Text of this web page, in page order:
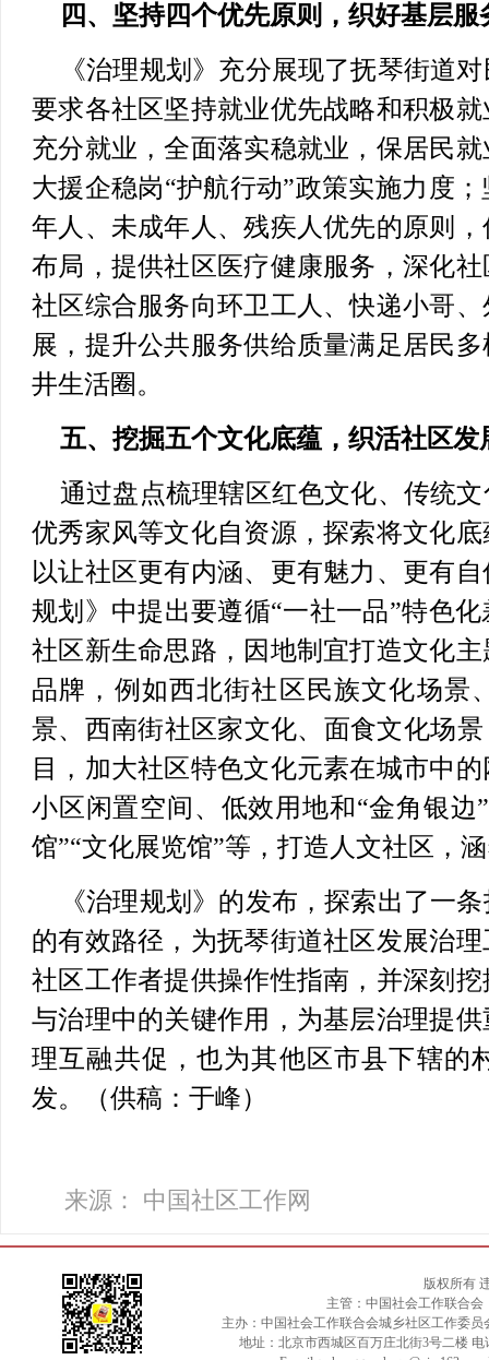
四、坚持四个优先原则，织好基层
《治理规划》充分展现了抚琴街道
要求各社区坚持就业优先战略和积极
充分就业，全面落实稳就业，保居民
大援企稳岗“护航行动”政策实施力度
年人、未成年人、残疾人优先的原则
布局，提供社区医疗健康服务，深化
社区综合服务向环卫工人、快递小哥
展，提升公共服务供给质量满足居民
井生活圈。
五、挖掘五个文化底蕴，织活社区发
通过盘点梳理辖区红色文化、传统
优秀家风等文化自资源，探索将文化
以让社区更有内涵、更有魅力、更有
规划》中提出要遵循“一社一品”特色
社区新生命思路，因地制宜打造文化
品牌，例如西北街社区民族文化场景
景、西南街社区家文化、面食文化场
目，加大社区特色文化元素在城市中
小区闲置空间、低效用地和“金角银边
馆”“文化展览馆”等，打造人文社区，
《治理规划》的发布，探索出了一
的有效路径，为抚琴街道社区发展治
社区工作者提供操作性指南，并深刻
与治理中的关键作用，为基层治理提
理互融共促，也为其他区市县下辖的
发。（供稿：于峰）
来源： 中国社区工作网
版权所有
主管：中国社会工作联合
主办：中国社会工作联合会城乡社区工作委
地址：北京市西城区百万庄北街3号二楼